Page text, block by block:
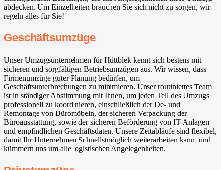
abdecken. Um Einzelheiten brauchen Sie sich nicht zu sorgen, wir
regeln alles für Sie!
Geschäftsumzüge
Unser Umzugsunternehmen für Hüttblek kennt sich bestens mit
sicheren und sorgfältigen Betriebsumzügen aus. Wir wissen, dass
Firmenumzüge guter Planung bedürfen, um
Geschäftsunterbrechungen zu minimieren. Unser routiniertes Team
ist in ständiger Abstimmung mit Ihnen, um jeden Teil des Umzugs
professionell zu koordinieren, einschließlich der De- und
Remontage von Büromöbeln, der sicheren Verpackung der
Büroausstattung, sowie der sicheren Beförderung von IT-Anlagen
und empfindlichen Geschäftsdaten. Unsere Zeitabläufe sind flexibel,
damit Ihr Unternehmen Schnellstmöglich weiterarbeiten kann, und
kümmern uns um alle logistischen Angelegenheiten.